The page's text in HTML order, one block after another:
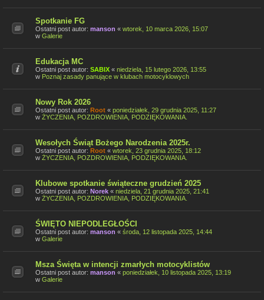
Spotkanie FG
Ostatni post autor: manson « wtorek, 10 marca 2026, 15:07
w Galerie
Edukacja MC
Ostatni post autor: SABIX « niedziela, 15 lutego 2026, 13:55
w Poznaj zasady panujące w klubach motocyklowych
Nowy Rok 2026
Ostatni post autor: Root « poniedziałek, 29 grudnia 2025, 11:27
w ŻYCZENIA, POZDROWIENIA, PODZIĘKOWANIA.
Wesołych Świąt Bożego Narodzenia 2025r.
Ostatni post autor: Root « wtorek, 23 grudnia 2025, 18:12
w ŻYCZENIA, POZDROWIENIA, PODZIĘKOWANIA.
Klubowe spotkanie świąteczne grudzień 2025
Ostatni post autor: Norek « niedziela, 21 grudnia 2025, 21:41
w ŻYCZENIA, POZDROWIENIA, PODZIĘKOWANIA.
ŚWIĘTO NIEPODLEGŁOŚCI
Ostatni post autor: manson « środa, 12 listopada 2025, 14:44
w Galerie
Msza Święta w intencji zmarłych motocyklistów
Ostatni post autor: manson « poniedziałek, 10 listopada 2025, 13:19
w Galerie